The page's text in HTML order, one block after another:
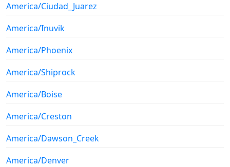
America/Ciudad_Juarez
America/Inuvik
America/Phoenix
America/Shiprock
America/Boise
America/Creston
America/Dawson_Creek
America/Denver